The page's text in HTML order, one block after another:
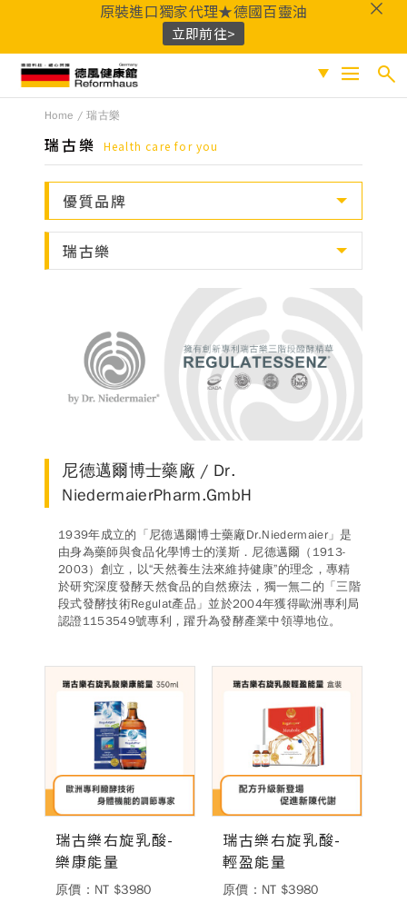
原裝進口獨家代理★德國百靈油
立即前往>
百靈油 黑種草油 鎂 Q10 酸櫻桃
魚
油
益生菌
鐵
B群 鋅 蜂膠
Home 瑞古樂
瑞古樂 Health care for you
優質品牌
瑞古樂
尼德邁爾博士藥廠 / Dr.
NiedermaierPharm.GmbH
1939年成立的「尼德邁爾博士藥廠Dr.Niedermaier」是
由身為藥師與食品化學博士的漢斯．尼德邁爾（1913-
2003）創立，以“天然養生法來維持健康”的理念，專精
於研究深度發酵天然食品的自然療法，獨一無二的「三階
段式發酵技術Regulat產品」並於2004年獲得歐洲專利局
認證1153549號專利，躍升為發酵產業中領導地位。
瑞古樂右旋乳酸-
樂康能量
原價：NT $3980
瑞古樂右旋乳酸-
輕盈能量
原價：NT $3980
促銷專區
人氣商品
保健系列
成份分類
嚴選好物
優質品牌
所有訊息 營養知識 會員辦法
商品訊息
客服資訊
門市據點 常見問題 聯絡德風
關於我們
會員專區
訂單查詢
購物說明
購物須知
德風健康館 百靈油粉絲團
百靈油粉絲團 德風健康館